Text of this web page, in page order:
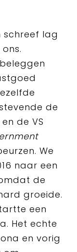
schreef lag
de
de VS
We
naar een
de
groeide.
een
Het echte
en vorig